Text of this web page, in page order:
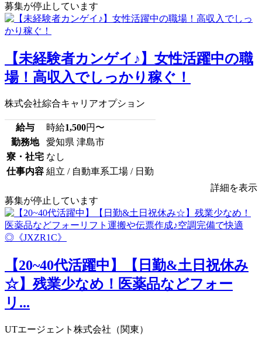
募集が停止しています
【未経験者カンゲイ♪】女性活躍中の職
場！高収入でしっかり稼ぐ！
株式会社綜合キャリアオプション
給与 時給1,500円〜
勤務地
愛知県 津島市
寮・社宅 なし
仕事内容 組立 / 自動車系工場 / 日勤
詳細を表示
募集が停止しています
【20~40代活躍中】【日勤&土日祝休み
☆】残業少なめ！医薬品などフォー
リ...
UTエージェント株式会社（関東）